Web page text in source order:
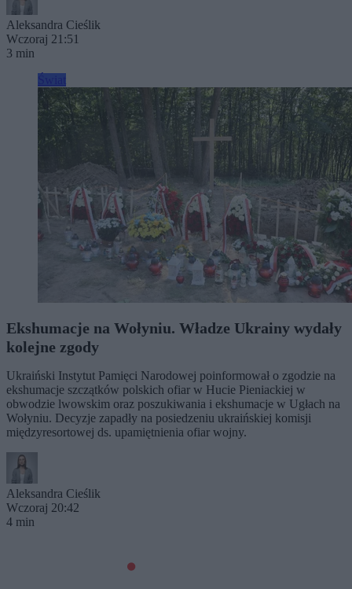
Aleksandra Cieślik
Wczoraj 21:51
3 min
Ekshumacje na Wołyniu. Władze Ukrainy wydały
kolejne zgody
Ukraiński Instytut Pamięci Narodowej poinformował o zgodzie na
ekshumacje szczątków polskich ofiar w Hucie Pieniackiej w
obwodzie lwowskim oraz poszukiwania i ekshumacje w Ugłach na
Wołyniu. Decyzje zapadły na posiedzeniu ukraińskiej komisji
międzyresortowej ds. upamiętnienia ofiar wojny.
Aleksandra Cieślik
Wczoraj 20:42
4 min